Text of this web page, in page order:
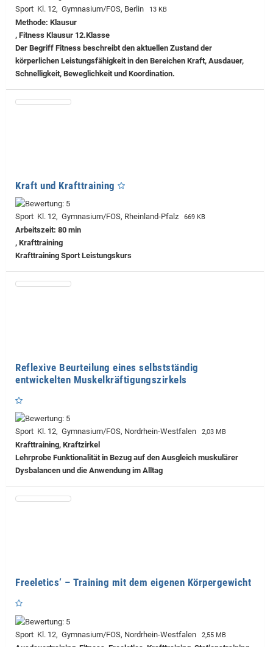
Sport Kl. 12, Gymnasium/FOS, Berlin 13 KB
Methode: Klausur
, Fitness Klausur 12.Klasse
Der Begriff Fitness beschreibt den aktuellen Zustand der
körperlichen Leistungsfähigkeit in den Bereichen Kraft, Ausdauer,
Schnelligkeit, Beweglichkeit und Koordination.
Kraft und Krafttraining
Sport Kl. 12, Gymnasium/FOS, Rheinland-Pfalz 669 KB
Arbeitszeit: 80 min
, Krafttraining
Krafttraining Sport Leistungskurs
Reflexive Beurteilung eines selbstständig
entwickelten Muskelkräftigungszirkels
Sport Kl. 12, Gymnasium/FOS, Nordrhein-Westfalen 2,03 MB
Krafttraining, Kraftzirkel
Lehrprobe Funktionalität in Bezug auf den Ausgleich muskulärer
Dysbalancen und die Anwendung im Alltag
Freeletics‘ – Training mit dem eigenen Körpergewicht
Sport Kl. 12, Gymnasium/FOS, Nordrhein-Westfalen 2,55 MB